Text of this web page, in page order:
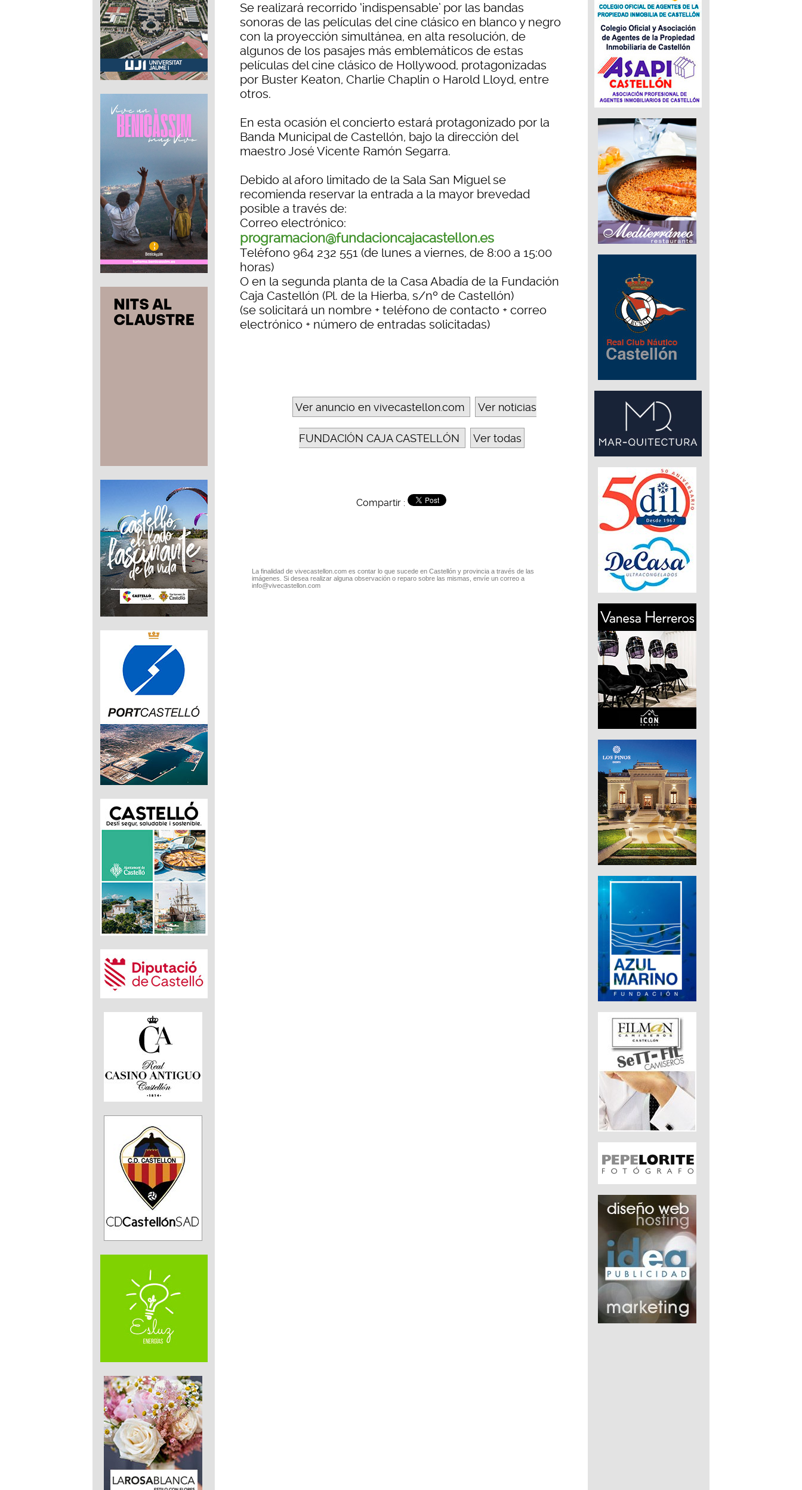
Se realizará recorrido ‘indispensable’ por las bandas
sonoras de las películas del cine clásico en blanco y negro
con la proyección simultánea, en alta resolución, de
algunos de los pasajes más emblemáticos de estas
películas del cine clásico de Hollywood, protagonizadas
por Buster Keaton, Charlie Chaplin o Harold Lloyd, entre
otros.
En esta ocasión el concierto estará protagonizado por la
Banda Municipal de Castellón, bajo la dirección del
maestro José Vicente Ramón Segarra.
Debido al aforo limitado de la Sala San Miguel se
recomienda reservar la entrada a la mayor brevedad
posible a través de:
Correo electrónico:
programacion@fundacioncajacastellon.es
Teléfono 964 232 551 (de lunes a viernes, de 8:00 a 15:00
horas)
O en la segunda planta de la Casa Abadía de la Fundación
Caja Castellón (Pl. de la Hierba, s/nº de Castellón)
(se solicitará un nombre + teléfono de contacto + correo
electrónico + número de entradas solicitadas)
Ver anuncio en vivecastellon.com Ver noticias
FUNDACIÓN CAJA CASTELLÓN Ver todas
Compartir :
La finalidad de vivecastellon.com es contar lo que sucede en Castellón y provincia a través de las
imágenes. Si desea realizar alguna observación o reparo sobre las mismas, envíe un correo a
info@vivecastellon.com